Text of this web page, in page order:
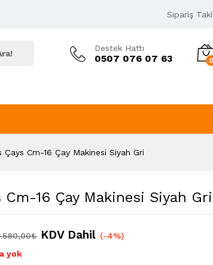
Sipariş
Destek Hattı
0507 076 07 63 0
Çays Cm-16 Çay Makinesi Siyah Gri
Cm-16 Çay Makinesi Siyah Gri
₺ KDV Dahil (-4%)
yok